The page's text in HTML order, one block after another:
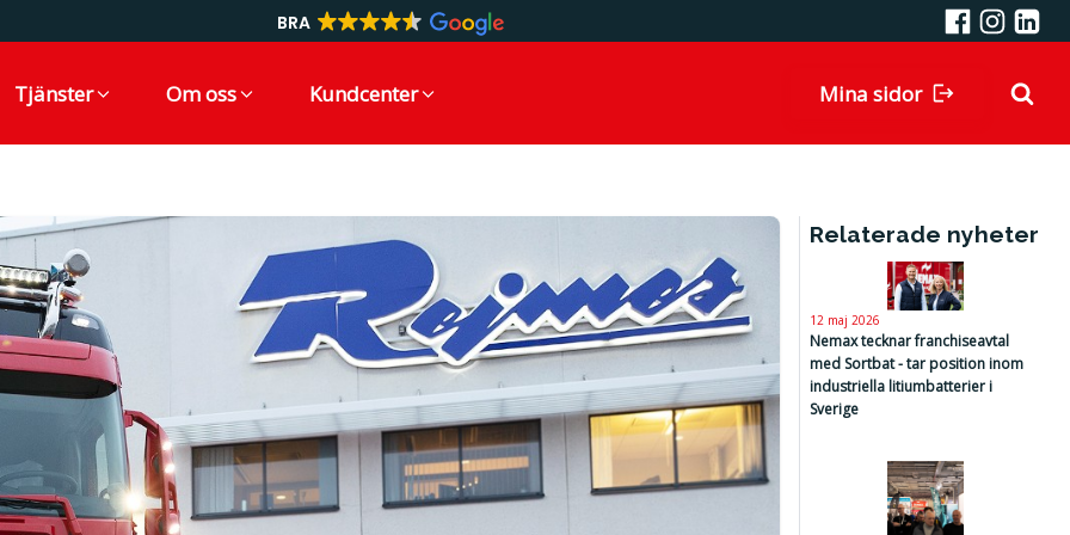
BRA
Tjänster Om oss Kundcenter Mina sidor
Relaterade nyheter
12 maj 2026
Nemax tecknar franchiseavtal
med Sortbat - tar position inom
industriella litiumbatterier i
Sverige